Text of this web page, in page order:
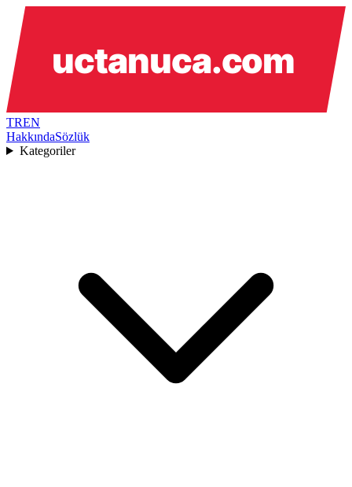
TREN
HakkındaSözlük
Kategoriler